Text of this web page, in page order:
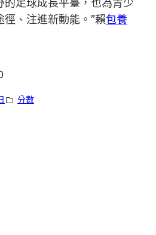
的足球成長平臺，也為青少
、注進新動能。”賴包養
分數